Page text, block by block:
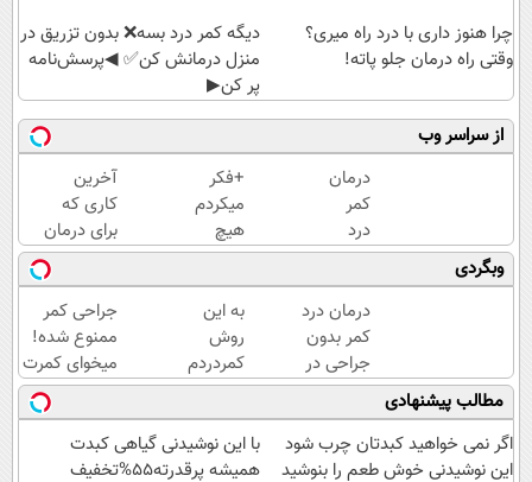
چرا هنوز داری با درد راه میری؟
وقتی راه درمان جلو پاته!
دیگه کمر درد بسه❌ بدون تزریق در
منزل درمانش کن✅ ◀پرسش‌نامه
پر کن▶
از سراسر وب
درمان
کمر
درد
در
خانه
+فکر
میکردم
هیچ
وقت
کمرم
خوب
نشه!
-الان
کاملا
خوب
شدید؟
+بله
آخرین
کاری که
برای درمان
کمردرد
انجام میدی
(پرسشنامه)
وبگردی
درمان درد
کمر بدون
جراحی در
خانه با
پلاتینر |
«پرسش‌نامه
رو پر کن»
به این
روش
کمردردم
خوب شد.
(پرسشنامه)
جراحی کمر
ممنوع شده!
میخوای کمرت
رو در منزل
درمان کنی؟
((پرسش‌نامه))
مطالب پیشنهادی
اگر نمی خواهید کبدتان چرب شود
این نوشیدنی خوش طعم را بنوشید
با این نوشیدنی گیاهی کبدت
همیشه پرقدرته55%تخفیف